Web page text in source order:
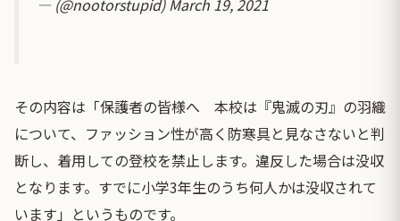
— (@nootorstupid)March 19, 2021
その内容は「保護者の皆様へ 本校は『鬼滅の刃』の羽織
について、ファッション性が高く防寒具と見なさないと判
断し、着用しての登校を禁止します。違反した場合は没収
となります。すでに小学3年生のうち何人かは没収されて
います」というものです。